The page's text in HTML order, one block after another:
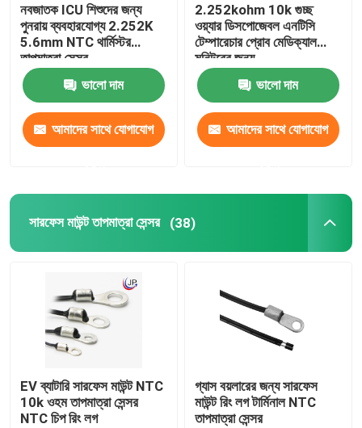
ডিজিটাল তাপমাত্রা সেন্সর
এনটিসি থার্মিস্টর
তারের জোতা
নবজাতক ICU শিশুদের জন্য
পুনরায় ব্যবহারযোগ্য 2.252K
5.6mm NTC থার্মিস্টর
তাপমাত্রা সেন্সর
ভালো দাম
আমাদের সাথে যোগাযোগ
2.252kohm 10k গুচ্ছ
ওয়্যার ডিসপোজেবল এনটিসি
টেম্পারেচার প্রোব মেডিক্যাল
মনিটরের জন্য
ভালো দাম
আমাদের সাথে যোগাযোগ
সারফেস মাউন্ট তাপমাত্রা সেন্সর (38)
EV ব্যাটারি সারফেস মাউন্ট NTC
10k ওহম তাপমাত্রা সেন্সর
NTC চিপ রিং লগ
গ্যাস বয়লারের জন্য সারফেস
মাউন্ট রিং লগ টার্মিনাল NTC
তাপমাত্রা সেন্সর